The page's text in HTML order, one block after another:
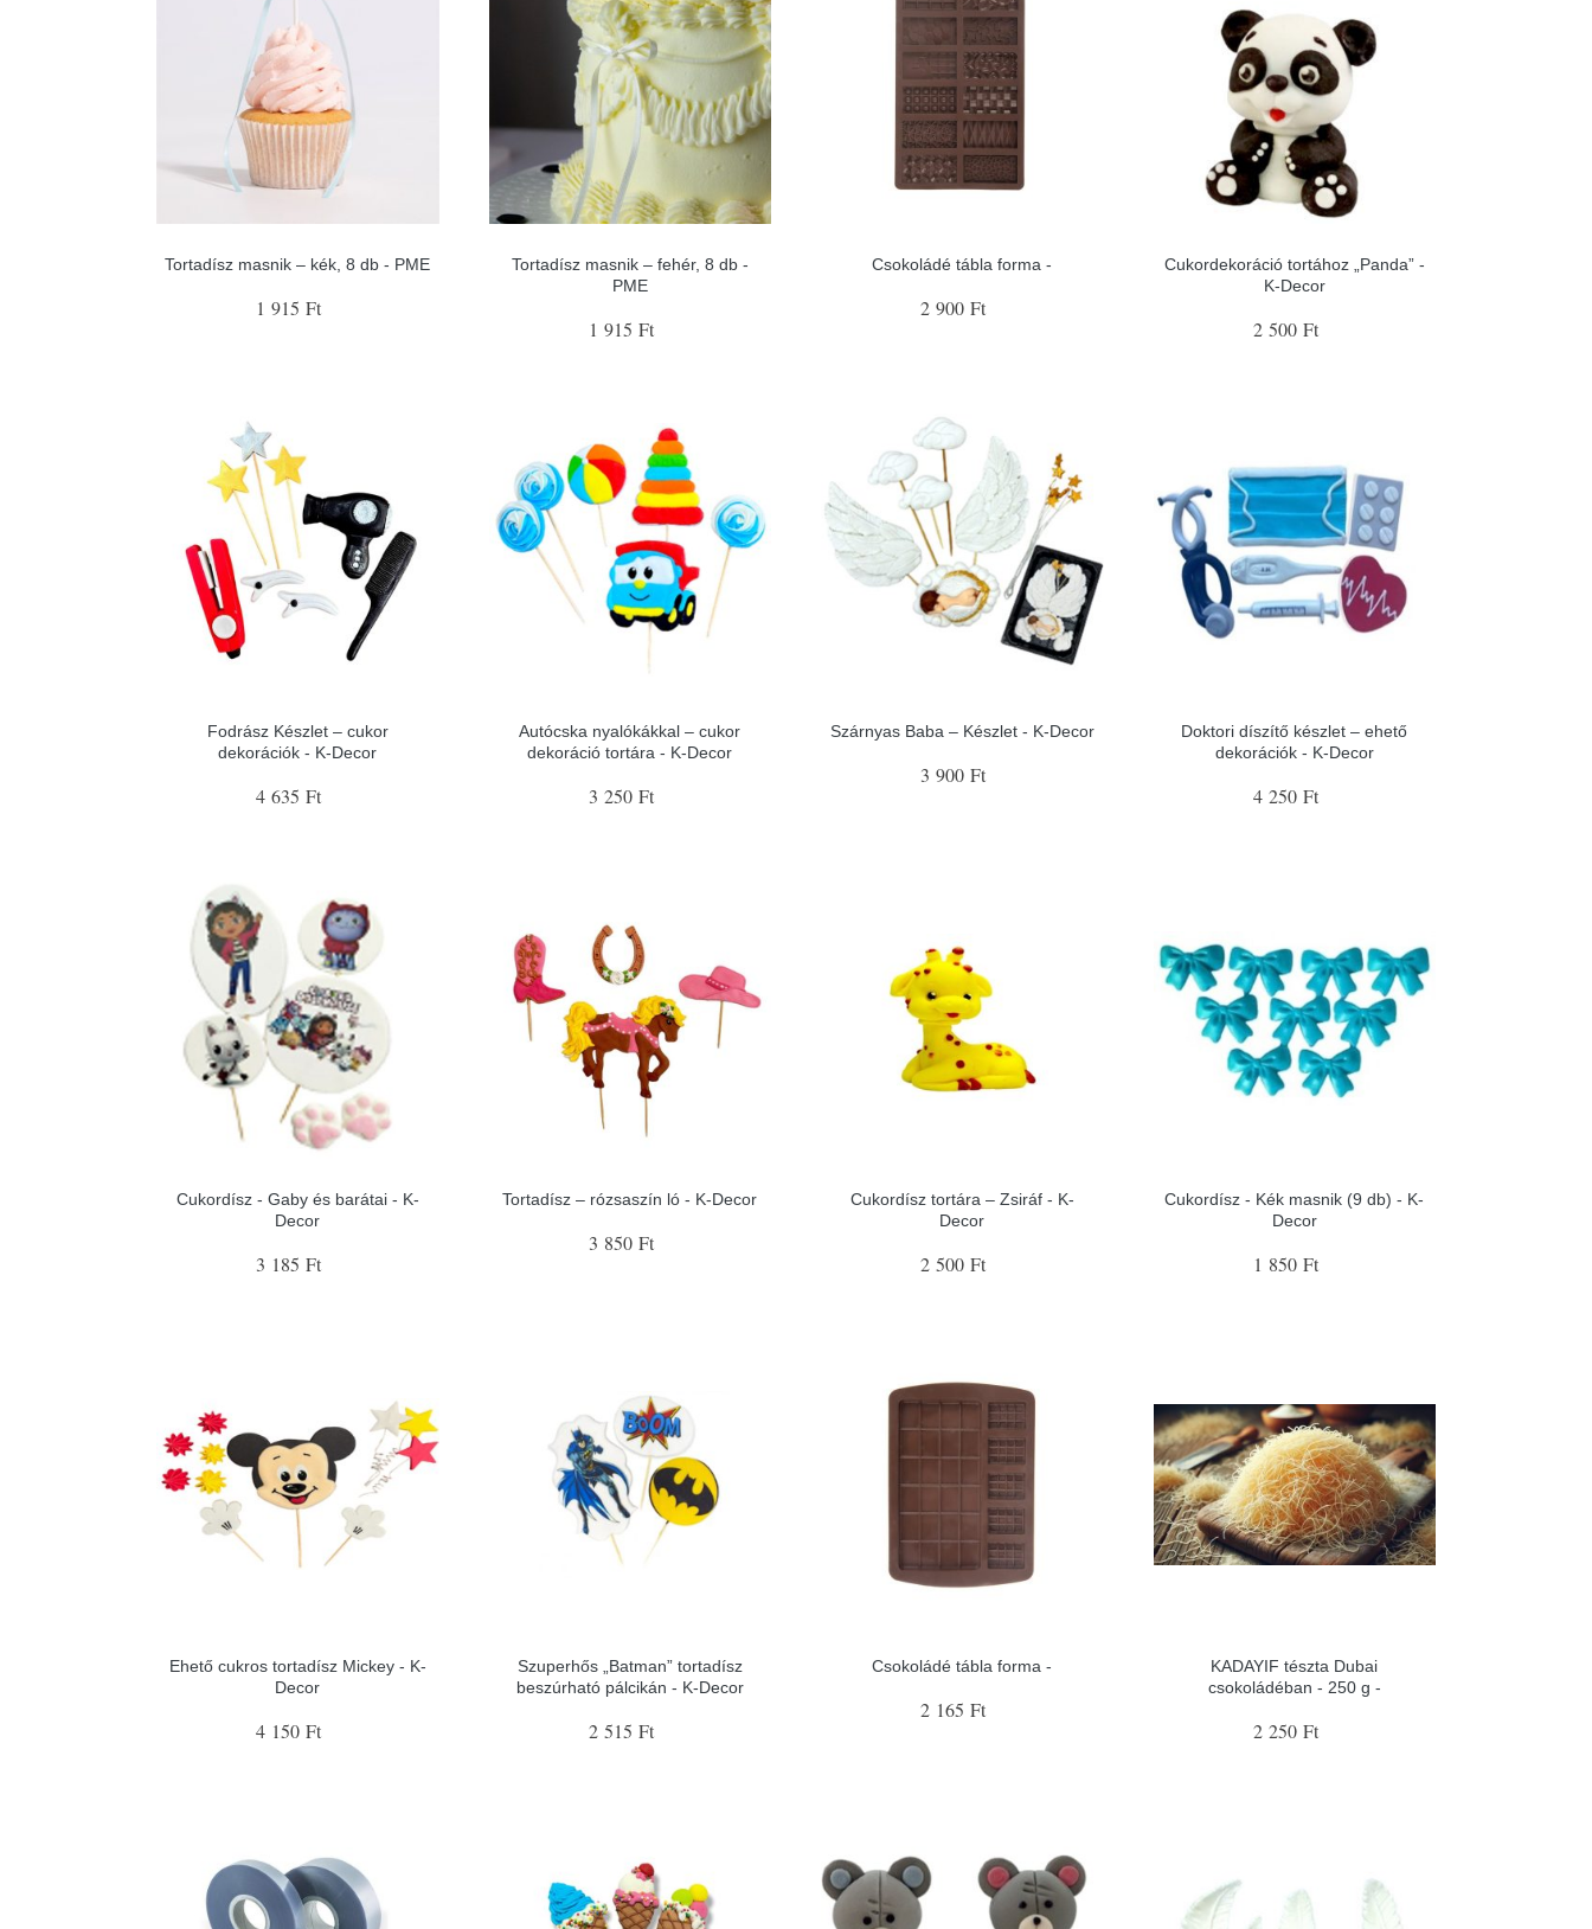
Tortadísz masnik – kék, 8 db - PME
1 915 Ft
Tortadísz masnik – fehér, 8 db -
PME
1 915 Ft
Csokoládé tábla forma -
2 900 Ft
Cukordekoráció tortához „Panda” -
K-Decor
2 500 Ft
Fodrász Készlet – cukor
dekorációk - K-Decor
4 635 Ft
Autócska nyalókákkal – cukor
dekoráció tortára - K-Decor
3 250 Ft
Szárnyas Baba – Készlet - K-Decor
3 900 Ft
Doktori díszítő készlet – ehető
dekorációk - K-Decor
4 250 Ft
Cukordísz - Gaby és barátai - K-
Decor
3 185 Ft
Tortadísz – rózsaszín ló - K-Decor
3 850 Ft
Cukordísz tortára – Zsiráf - K-
Decor
2 500 Ft
Cukordísz - Kék masnik (9 db) - K-
Decor
1 850 Ft
Ehető cukros tortadísz Mickey - K-
Decor
4 150 Ft
Szuperhős „Batman” tortadísz
beszúrható pálcikán - K-Decor
2 515 Ft
Csokoládé tábla forma -
2 165 Ft
KADAYIF tészta Dubai
csokoládéban - 250 g -
2 250 Ft